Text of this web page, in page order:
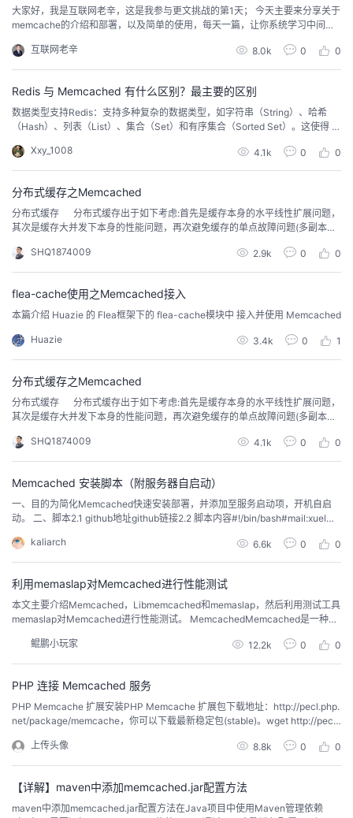
子
直
播
的
活
动
我
的
关
注
我
的
开
发
者
学
我
的
课
程
我
的
认
我
的
验
我
收
藏
我
的
Programs
我
的
支
持
的
技
术
我
的
云
议
大家好，我是互联网老辛，这是我参与更文挑战的第1天； 今天主要来分享关于
memcache的介绍和部署，以及简单的使用，每天一篇，让你系统学习中间件
需要频繁被访问的数据库网站上，可以有效提升访问速度。 目前应用场景有两
类： 作为数据库的前段缓存： Memcached(内存是易...
互联网老辛 8.0k 0 0
Redis 与 Memcached 有什么区别？最主要的区别
数据类型支持Redis：支持多种复杂的数据类型，如字符串（String）、哈希
（Hash）、列表（List）、集合（Set）和有序集合（Sorted Set）。这使得 R
过列表实现消息队列等。Memcached：主要支持简单的键 - 值（key - valu
e）存储，数据类型相对单一。它将所有的数据都看作简单的字符串，...
Xxy_1008 4.1k 0 0
分布式缓存之Memcached
​分布式缓存 分布式缓存出于如下考虑:首先是缓存本身的水平线性扩展问题，
其次是缓存大并发下本身的性能问题，再次避免缓存的单点故障问题(多副本和
了内存的分配，管理和回收机制。其次是分布式管理和分布式算法，然后是缓
存键值管理和路由。 Memcached 是一个高性能的分布式内存对象缓存系
SHQ1874009 2.9k 0 0
flea-cache使用之Memcached接入
本篇介绍 Huazie 的 Flea框架下的 flea-cache模块中 接入并使用 Memcached
Huazie 3.4k 0 1
分布式缓存之Memcached
​分布式缓存 分布式缓存出于如下考虑:首先是缓存本身的水平线性扩展问题，
其次是缓存大并发下本身的性能问题，再次避免缓存的单点故障问题(多副本和
了内存的分配，管理和回收机制。其次是分布式管理和分布式算法，然后是缓
存键值管理和路由。 Memcached 是一个高性能的分布式内存对象缓存系
SHQ1874009 4.1k 0 0
Memcached 安装脚本（附服务器自启动）
一、目的为简化Memcached快速安装部署，并添加至服务启动项，开机自启
动。 二、脚本2.1 github地址github链接2.2 脚本内容#!/bin/bash#mail:xuel@a
##############################"echo ...
kaliarch 6.6k 0 0
利用memaslap对Memcached进行性能测试
本文主要介绍Memcached，Libmemcached和memaslap，然后利用测试工具
memaslap对Memcached进行性能测试。 MemcachedMemcached是一种基
中缓存数据和对象来加速对以动态数据库驱动的网站的访问。 Memcached是
基于修订的BSD许可证授权的开源软件。memcach...
鲲鹏小玩家 12.2k 0 0
PHP 连接 Memcached 服务
PHP Memcache 扩展安装PHP Memcache 扩展包下载地址：http://pecl.php.
net/package/memcache，你可以下载最新稳定包(stable)。wget http://pecl.
he-2...上传头像 8.8k 0 0
【详解】maven中添加memcached.jar配置方法
maven中添加memcached.jar配置方法在Java项目中使用Maven管理依赖